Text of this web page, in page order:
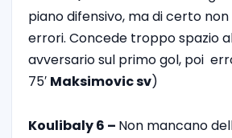
piano difensivo, ma di certo
errori. Concede troppo spazio
avversario sul primo gol, poi
75′ Maksimovic sv)
Koulibaly 6 – Non mancano